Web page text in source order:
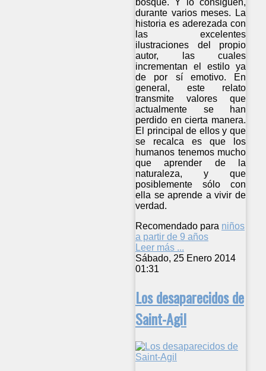
durante varios meses. La
historia es aderezada con
las excelentes
ilustraciones del propio
autor, las cuales
incrementan el estilo ya
de por sí emotivo. En
general, este relato
transmite valores que
actualmente se han
perdido en cierta manera.
El principal de ellos y que
se recalca es que los
humanos tenemos mucho
que aprender de la
naturaleza, y que
posiblemente sólo con
ella se aprende a vivir de
verdad.
Recomendado para niños
a partir de 9 años
Leer más ...
Sábado, 25 Enero 2014
01:31
Los desaparecidos de
Saint-Agil